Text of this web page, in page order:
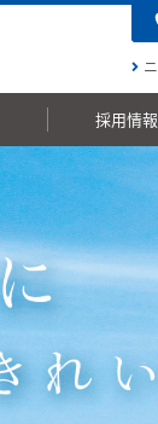
採用情報